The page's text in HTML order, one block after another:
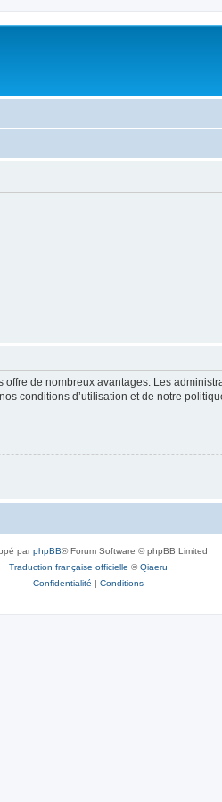
de nombreux avantages. Les
conditions d’utilisation et de notre
parphpBB® Forum Software © phpBB Limited
Traduction française officielle ©Qiaeru
Confidentialité | Conditions